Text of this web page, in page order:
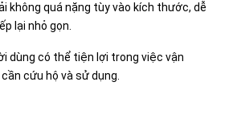
không quá nặng tùy vào kích thước, dễ
lại nhỏ gọn.
dùng có thể tiện lợi trong việc vận
cứu hộ và sử dụng.